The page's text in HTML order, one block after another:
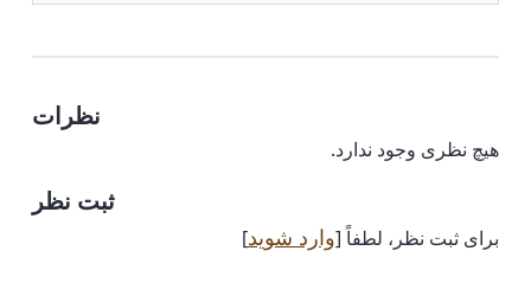
نظرات
هیچ نظری وجود ندارد.
ثبت نظر
برای ثبت نظر، لطفاً [وارد شوید]